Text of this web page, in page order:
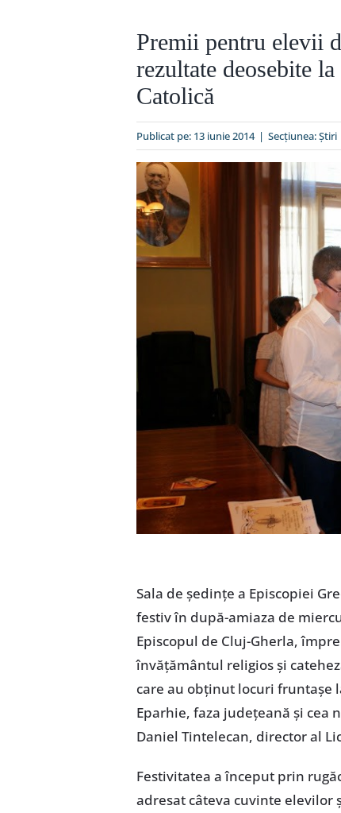
Premii pentru elevii
rezultate deosebite
Catolică
Publicat pe: 13 iunie 2014 | Secțiunea:Ştiri
Sala de şedinţe a Episcopiei
festiv în după-amiaza de
Episcopul de Cluj-Gherla,
învăţământul religios şi
care au obţinut locuri fruntaşe
Eparhie, faza judeţeană şi cea
Daniel Tintelecan, director al
Festivitatea a început prin
adresat câteva cuvinte elevilor